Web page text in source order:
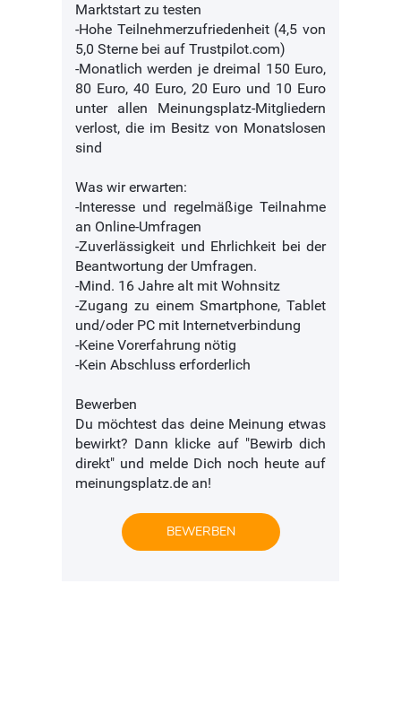
Marktstart zu testen
-Hohe Teilnehmerzufriedenheit (4,5 von
5,0 Sterne bei auf Trustpilot.com)
-Monatlich werden je dreimal 150 Euro,
80 Euro, 40 Euro, 20 Euro und 10 Euro
unter allen Meinungsplatz-Mitgliedern
verlost, die im Besitz von Monatslosen
sind
Was wir erwarten:
-Interesse und regelmäßige Teilnahme
an Online-Umfragen
-Zuverlässigkeit und Ehrlichkeit bei der
Beantwortung der Umfragen.
-Mind. 16 Jahre alt mit Wohnsitz
-Zugang zu einem Smartphone, Tablet
und/oder PC mit Internetverbindung
-Keine Vorerfahrung nötig
-Kein Abschluss erforderlich
Bewerben
Du möchtest das deine Meinung etwas
bewirkt? Dann klicke auf "Bewirb dich
direkt" und melde Dich noch heute auf
meinungsplatz.de an!
BEWERBEN